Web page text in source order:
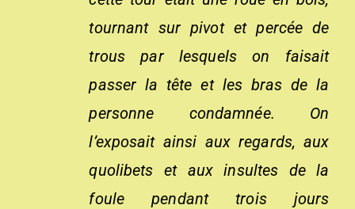
tournant sur pivot et percée de
trous par lesquels on faisait
passer la tête et les bras de la
personne condamnée. On
l’exposait ainsi aux regards, aux
quolibets et aux insultes de la
foule pendant trois jours